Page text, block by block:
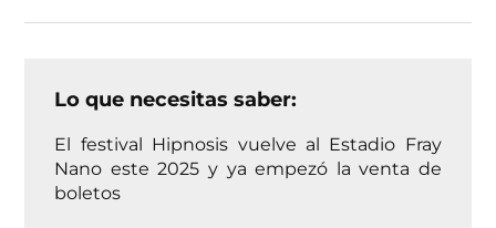
Lo que necesitas saber:
El festival Hipnosis vuelve al Estadio Fray
Nano este 2025 y ya empezó la venta de
boletos